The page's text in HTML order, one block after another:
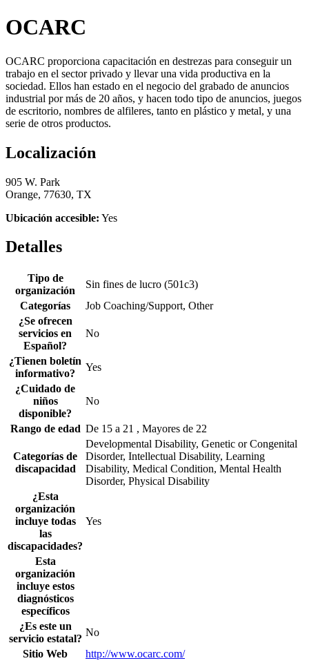
OCARC
OCARC proporciona capacitación en destrezas para conseguir un
trabajo en el sector privado y llevar una vida productiva en la
sociedad. Ellos han estado en el negocio del grabado de anuncios
industrial por más de 20 años, y hacen todo tipo de anuncios, juegos
de escritorio, nombres de alfileres, tanto en plástico y metal, y una
serie de otros productos.
Localización
905 W. Park
Orange, 77630, TX
Ubicación accesible: Yes
Detalles
Tipo de
organización
Sin fines de lucro (501c3)
Categorías
Job Coaching/Support, Other
¿Se ofrecen
servicios en
Español?
No
¿Tienen boletín
informativo?
Yes
¿Cuidado de
niños
disponible?
No
Rango de edad De 15 a 21 , Mayores de 22
Categorías de
discapacidad
Developmental Disability, Genetic or Congenital
Disorder, Intellectual Disability, Learning
Disability, Medical Condition, Mental Health
Disorder, Physical Disability
¿Esta
organización
incluye todas
las
discapacidades?
Yes
Esta
organización
incluye estos
diagnósticos
específicos
¿Es este un
servicio estatal?
No
Sitio Web
http://www.ocarc.com/